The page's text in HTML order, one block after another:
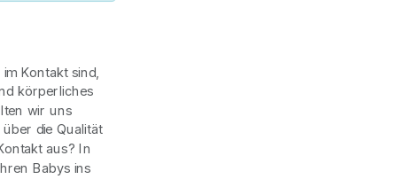
Kontakt sind,
körperliches
wir uns
die Qualität
aus? In
Babys ins